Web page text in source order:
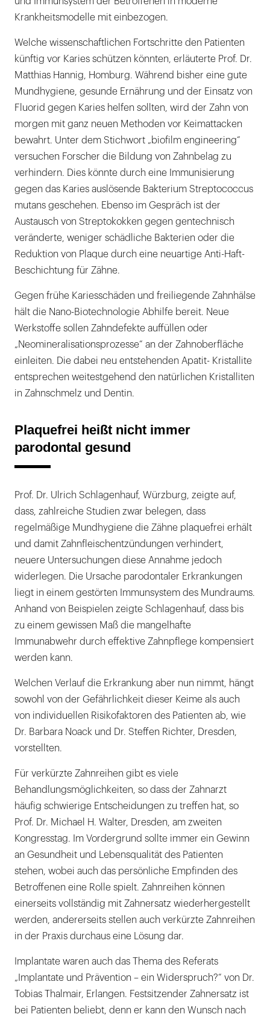
Krankheitsmodelle mit einbezogen.
Welche wissenschaftlichen Fortschritte den Patienten
künftig vor Karies schützen könnten, erläuterte Prof. Dr.
Matthias Hannig, Homburg. Während bisher eine gute
Mundhygiene, gesunde Ernährung und der Einsatz von
Fluorid gegen Karies helfen sollten, wird der Zahn von
morgen mit ganz neuen Methoden vor Keimattacken
bewahrt. Unter dem Stichwort „biofilm engineering“
versuchen Forscher die Bildung von Zahnbelag zu
verhindern. Dies könnte durch eine Immunisierung
gegen das Karies auslösende Bakterium Streptococcus
mutans geschehen. Ebenso im Gespräch ist der
Austausch von Streptokokken gegen gentechnisch
veränderte, weniger schädliche Bakterien oder die
Reduktion von Plaque durch eine neuartige Anti-Haft-
Beschichtung für Zähne.
Gegen frühe Kariesschäden und freiliegende Zahnhälse
hält die Nano-Biotechnologie Abhilfe bereit. Neue
Werkstoffe sollen Zahndefekte auffüllen oder
„Neomineralisationsprozesse“ an der Zahnoberfläche
einleiten. Die dabei neu entstehenden Apatit- Kristallite
entsprechen weitestgehend den natürlichen Kristalliten
in Zahnschmelz und Dentin.
Plaquefrei heißt nicht immer
parodontal gesund
Prof. Dr. Ulrich Schlagenhauf, Würzburg, zeigte auf,
dass, zahlreiche Studien zwar belegen, dass
regelmäßige Mundhygiene die Zähne plaquefrei erhält
und damit Zahnfleischentzündungen verhindert,
neuere Untersuchungen diese Annahme jedoch
widerlegen. Die Ursache parodontaler Erkrankungen
liegt in einem gestörten Immunsystem des Mundraums.
Anhand von Beispielen zeigte Schlagenhauf, dass bis
zu einem gewissen Maß die mangelhafte
Immunabwehr durch effektive Zahnpflege kompensiert
werden kann.
Welchen Verlauf die Erkrankung aber nun nimmt, hängt
sowohl von der Gefährlichkeit dieser Keime als auch
von individuellen Risikofaktoren des Patienten ab, wie
Dr. Barbara Noack und Dr. Steffen Richter, Dresden,
vorstellten.
Für verkürzte Zahnreihen gibt es viele
Behandlungsmöglichkeiten, so dass der Zahnarzt
häufig schwierige Entscheidungen zu treffen hat, so
Prof. Dr. Michael H. Walter, Dresden, am zweiten
Kongresstag. Im Vordergrund sollte immer ein Gewinn
an Gesundheit und Lebensqualität des Patienten
stehen, wobei auch das persönliche Empfinden des
Betroffenen eine Rolle spielt. Zahnreihen können
einerseits vollständig mit Zahnersatz wiederhergestellt
werden, andererseits stellen auch verkürzte Zahnreihen
in der Praxis durchaus eine Lösung dar.
Implantate waren auch das Thema des Referats
„Implantate und Prävention – ein Widerspruch?“ von Dr.
Tobias Thalmair, Erlangen. Festsitzender Zahnersatz ist
bei Patienten beliebt, denn er kann den Wunsch nach